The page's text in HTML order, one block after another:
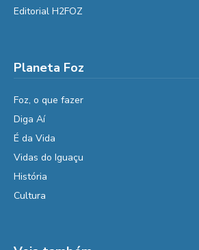
Editorial H2FOZ
Planeta Foz
Foz, o que fazer
Diga Aí
É da Vida
Vidas do Iguaçu
História
Cultura